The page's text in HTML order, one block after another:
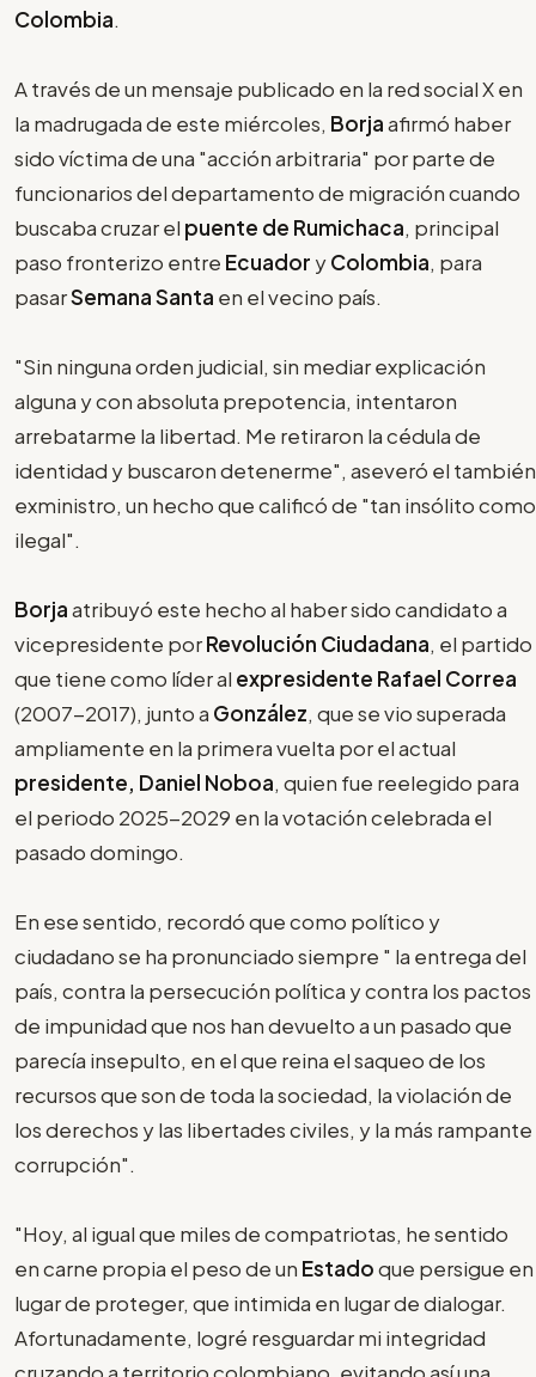
Colombia.
A través de un mensaje publicado en la red social X en
la madrugada de este miércoles, Borjaafirmó haber
sido víctima de una "acción arbitraria" por parte de
funcionarios del departamento de migración cuando
buscaba cruzar el puente de Rumichaca, principal
paso fronterizo entre Ecuador yColombia, para
pasarSemana Santa en el vecino país.
"Sin ninguna orden judicial, sin mediar explicación
alguna y con absoluta prepotencia, intentaron
arrebatarme la libertad. Me retiraron la cédula de
identidad y buscaron detenerme", aseveró el también
exministro, un hecho que calificó de "tan insólito como
ilegal".
Borjaatribuyó este hecho al haber sido candidato a
vicepresidente porRevolución Ciudadana, el partido
que tiene como líder al expresidente Rafael Correa
(2007-2017), junto a González, que se vio superada
ampliamente en la primera vuelta por el actual
presidente, Daniel Noboa, quien fue reelegido para
el periodo 2025-2029 en la votación celebrada el
pasado domingo.
En ese sentido, recordó que como político y
ciudadano se ha pronunciado siempre " la entrega del
país, contra la persecución política y contra los pactos
de impunidad que nos han devuelto a un pasado que
parecía insepulto, en el que reina el saqueo de los
recursos que son de toda la sociedad, la violación de
los derechos y las libertades civiles, y la más rampante
corrupción".
"Hoy, al igual que miles de compatriotas, he sentido
en carne propia el peso de un Estadoque persigue en
lugar de proteger, que intimida en lugar de dialogar.
Afortunadamente, logré resguardar mi integridad